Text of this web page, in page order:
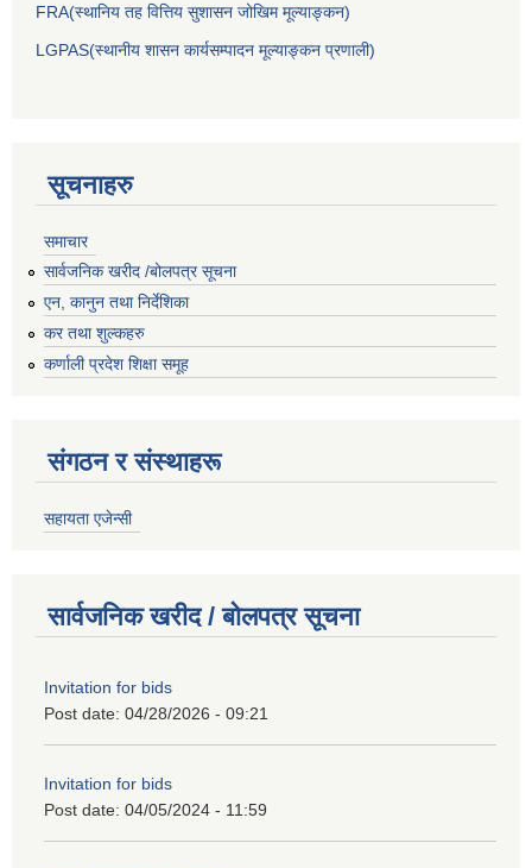
FRA(स्थानिय तह वित्तिय सुशासन जोखिम मूल्याङ्कन)
LGPAS(स्थानीय शासन कार्यसम्पादन मूल्याङ्कन प्रणाली)
सूचनाहरु
समाचार
सार्वजनिक खरीद /बोलपत्र सूचना
एन, कानुन तथा निर्देशिका
कर तथा शुल्कहरु
कर्णाली प्रदेश शिक्षा समूह
संगठन र संस्थाहरू
सहायता एजेन्सी
सार्वजनिक खरीद / बोलपत्र सूचना
Invitation for bids
Post date: 04/28/2026 - 09:21
Invitation for bids
Post date: 04/05/2024 - 11:59